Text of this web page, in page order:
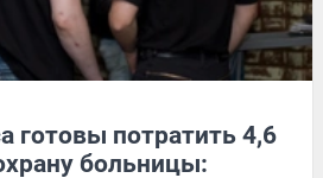
готовы потратить 4,6
больницы: